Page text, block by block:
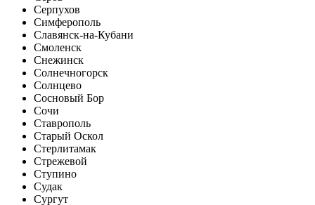
Серпухов
Симферополь
Славянск-на-Кубани
Смоленск
Снежинск
Солнечногорск
Солнцево
Сосновый Бор
Сочи
Ставрополь
Старый Оскол
Стерлитамак
Стрежевой
Ступино
Судак
Сургут